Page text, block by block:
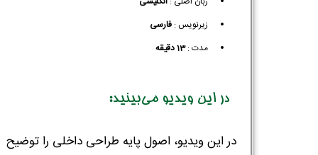
زیرنویس :‌ فارسی
مدت :13 دقیقه
در این ویدیو می‌بینید:
در این ویدیو، اصول پایه طراحی داخلی را توضیح